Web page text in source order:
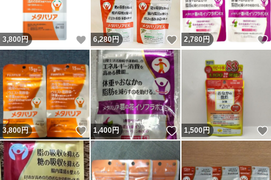
3,800 円 いいね！
6,280円 いいね！
2,780円
3,800円 いいね！
1,400円 いいね！
1,500円